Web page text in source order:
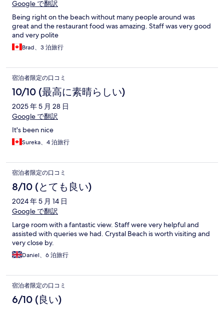
Google で翻訳
Being right on the beach without many people around was
great and the restaurant food was amazing. Staff was very good
and very polite
Brad、3 泊旅行
宿泊者限定の口コミ
10/10 (最高に素晴らしい)
2025 年 5 月 28 日
Google で翻訳
It's been nice
Sureka、4 泊旅行
宿泊者限定の口コミ
8/10 (とても良い)
2024 年 5 月 14 日
Google で翻訳
Large room with a fantastic view. Staff were very helpful and
assisted with queries we had. Crystal Beach is worth visiting and
very close by.
Daniel、6 泊旅行
宿泊者限定の口コミ
6/10 (良い)